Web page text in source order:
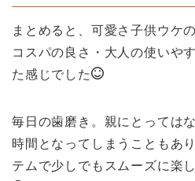
まとめると、可愛さ子供ウケ
コスパの良さ・大人の使いや
た感じでした
毎日の歯磨き。親にとっては
時間となってしまうこともあ
テムで少しでもスムーズに楽